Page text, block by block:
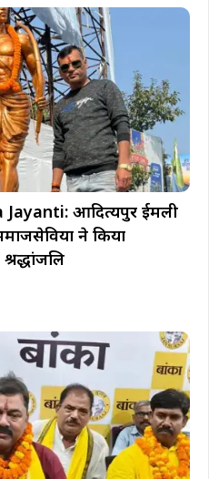
आदित्यपुर ईमली
ने किया